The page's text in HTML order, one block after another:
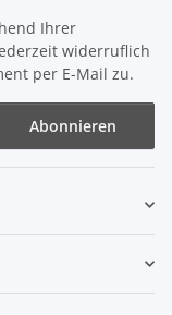
Ihrer
widerruflich
per E-Mail zu.
Abonnieren